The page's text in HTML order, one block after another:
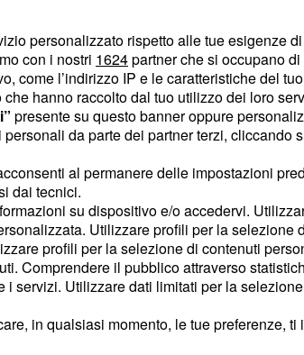
personalizzato rispetto alle tue esigenze di
con i nostri 1624partner che si occupano
come l’indirizzo IP e le caratteristiche del
hanno raccolto dal tuo utilizzo dei loro
presente su questo banner oppure
da parte dei partner terzi, cliccando
al permanere delle impostazioni
dai tecnici.
su dispositivo e/o accedervi.
Utilizzare profili per la selezione
profili per la selezione di contenuti
Comprendere il pubblico attraverso
servizi. Utilizzare dati limitati per la
in qualsiasi momento, le tue preferenze, ti